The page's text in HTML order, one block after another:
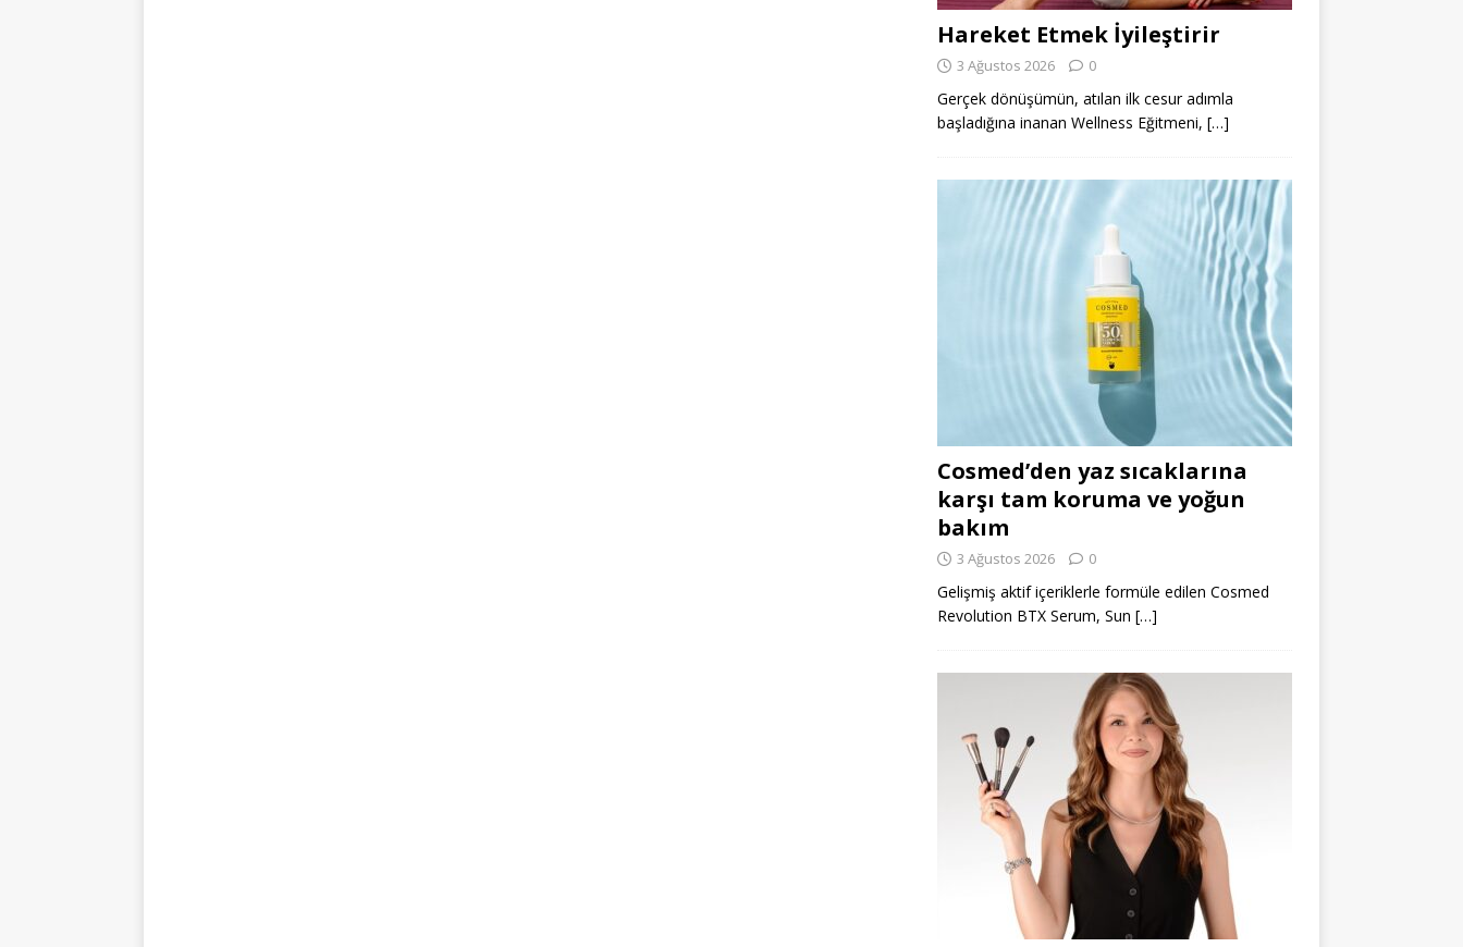
Hareket Etmek İyileştirir
3 Ağustos 2026 0
Gerçek dönüşümün, atılan ilk cesur adımla
başladığına inanan Wellness Eğitmeni, […]
Cosmed’den yaz sıcaklarına
karşı tam koruma ve yoğun
bakım
3 Ağustos 2026 0
Gelişmiş aktif içeriklerle formüle edilen Cosmed
Revolution BTX Serum, Sun […]